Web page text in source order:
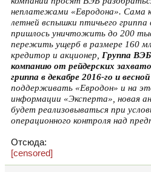
неплатежами «Евродона». Сама
летней вспышки птичьего
пришлось уничтожить до 200
пережить ущерб в размере 160
кредитор и акционер, Группа
компанию от рейдерских
гриппа в декабре 2016-го и
поддерживать «Евродон» и на
информации «Эксперта», новая
будет реализовываться при
операционного контроля над
Отсюда:
[censored]